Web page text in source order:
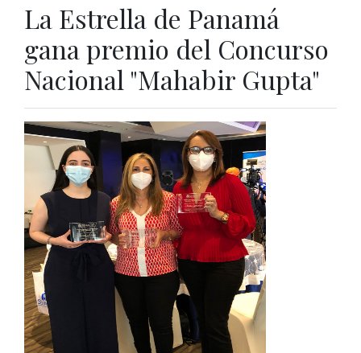
La Estrella de Panamá
gana premio del Concurso
Nacional "Mahabir Gupta"